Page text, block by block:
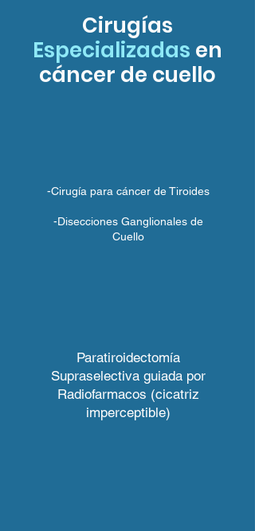
Cirugías
Especializadas en
cáncer de cuello
-Cirugía para cáncer de Tiroides
-Disecciones Ganglionales de
Cuello
Paratiroidectomía
Supraselectiva guiada por
Radiofarmacos (cicatriz
imperceptible)